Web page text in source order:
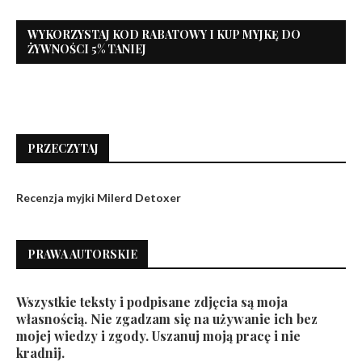
WYKORZYSTAJ KOD RABATOWY I KUP MYJKĘ DO
ŻYWNOŚCI 5% TANIEJ
PRZECZYTAJ
Recenzja myjki Milerd Detoxer
PRAWA AUTORSKIE
Wszystkie teksty i podpisane zdjęcia są moja
własnością. Nie zgadzam się na używanie ich bez
mojej wiedzy i zgody. Uszanuj moją pracę i nie
kradnij.